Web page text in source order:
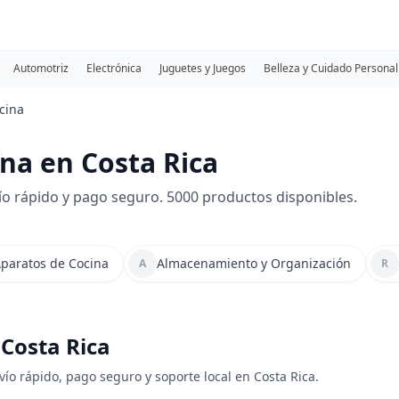
Automotriz Electrónica Juguetes y Juegos Belleza y Cuidado Personal
en Costa Rica
rápido y pago seguro. 5000 productos disponibles.
de Cocina A Almacenamiento y Organización R
Rica
rápido, pago seguro y soporte local en Costa Rica.